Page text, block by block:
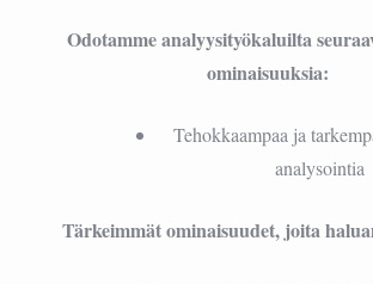
Odotamme analyysityökaluilta
ominaisuuksia:
Tehokkaampaa ja
analysointia
Tärkeimmät ominaisuudet, joita